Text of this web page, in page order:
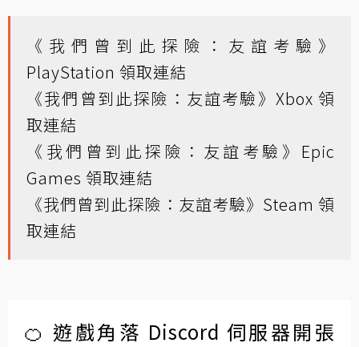
《我們曾到此探險：友誼考驗》
PlayStation 領取連結
《我們曾到此探險：友誼考驗》Xbox 領
取連結
《我們曾到此探險：友誼考驗》Epic
Games 領取連結
《我們曾到此探險：友誼考驗》Steam 領
取連結
🍊 遊戲角落 Discord 伺服器開張